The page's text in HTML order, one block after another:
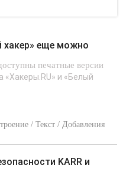
хакер» еще можно
печатные версии
«Хакеры.RU» и «Белый
/ Текст / Добавления